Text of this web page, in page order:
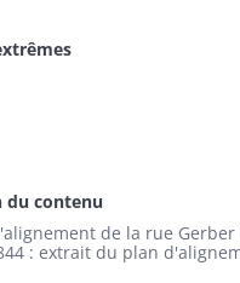
du contenu
de la rue Gerber
: extrait du plan